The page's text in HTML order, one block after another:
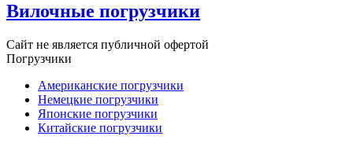
Вилочные погрузчики
Сайт не является публичной офертой
Погрузчики
Американские погрузчики
Немецкие погрузчики
Японские погрузчики
Китайские погрузчики